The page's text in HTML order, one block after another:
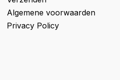
Algemene voorwaarden
Privacy Policy